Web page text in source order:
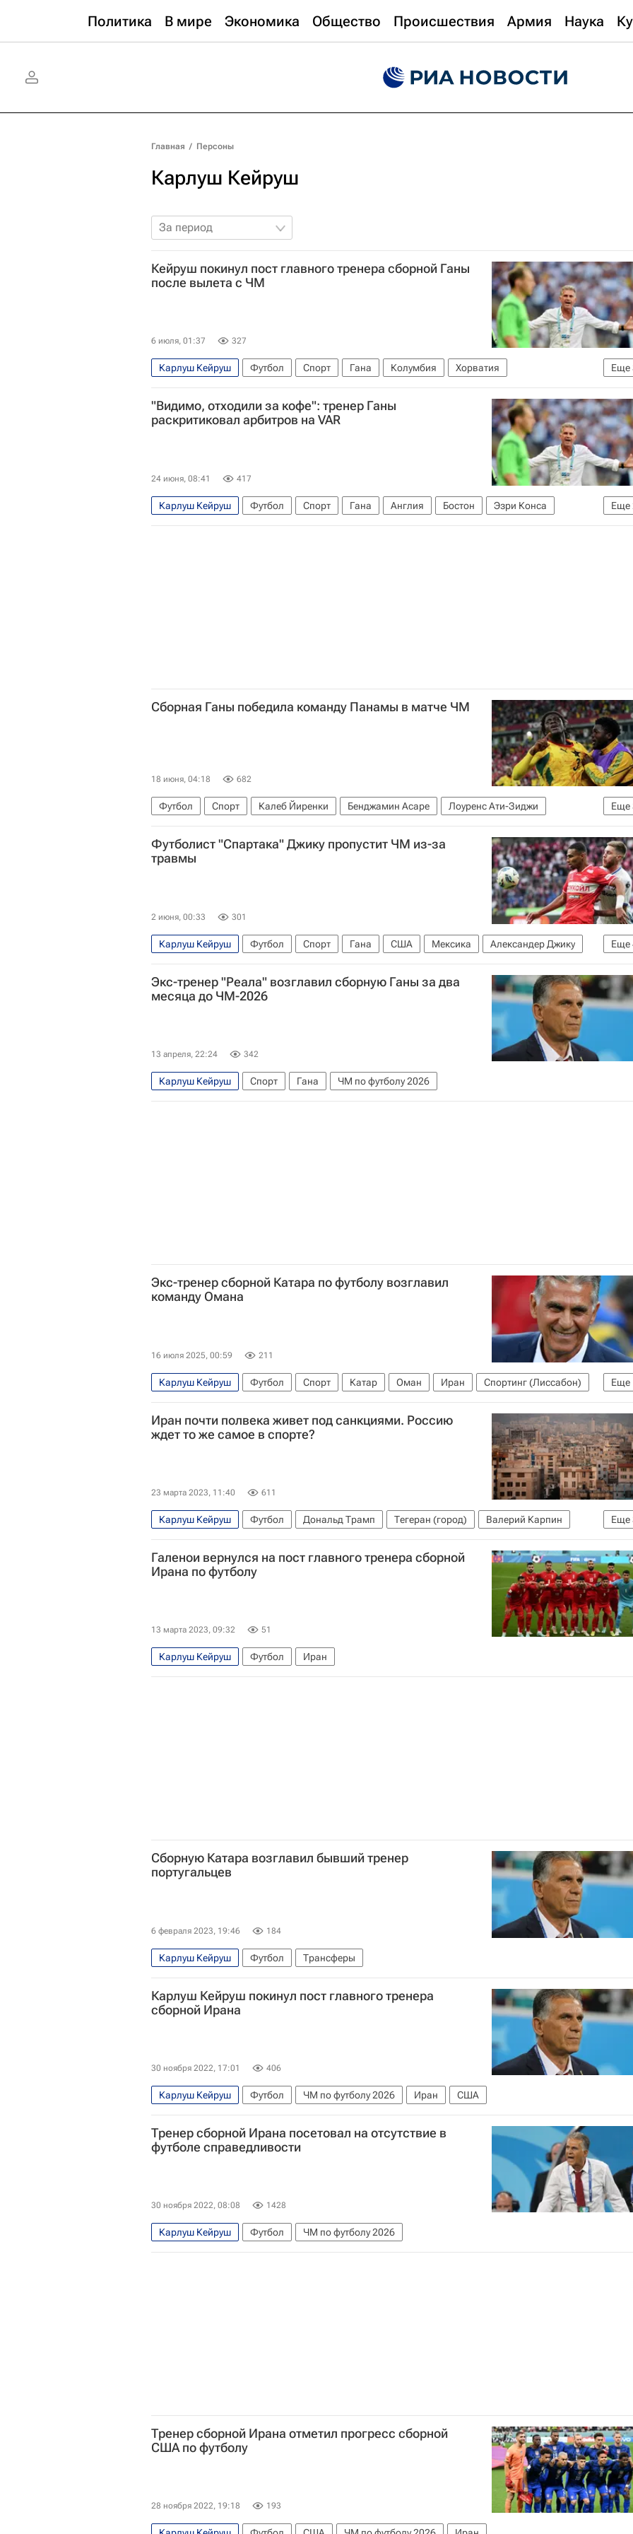
Политика В мире Экономика Общество Происшествия Армия Наука
Главная / Персоны
Карлуш Кейруш
За период
Кейруш покинул пост главного тренера сборной Ганы
после вылета с ЧМ
6 июля, 01:37 327
Еще
Карлуш Кейруш Футбол Спорт Гана Колумбия
Хорватия
ЧМ по футболу 2026
Манчестер Юнайтед Реал Мадрид
"Видимо, отходили за кофе": тренер Ганы
раскритиковал арбитров на VAR
24 июня, 08:41 417
Еще
Карлуш Кейруш Футбол Спорт Гана Англия Бостон
Эзри Конса
Джордан Пикфорд
ЧМ по футболу 2026
Сборная Ганы победила команду Панамы в матче ЧМ
18 июня, 04:18 682
Еще
Футбол Спорт Калеб Йиренки Бенджамин Асаре
Лоуренс Ати-Зиджи
ЧМ по футболу 2026
Панама Гана
Футболист "Спартака" Джику пропустит ЧМ из-за
травмы
2 июня, 00:33 301
Еще
Карлуш Кейруш Футбол Спорт Гана США Мексика
Александер Джику
Краснодар
Спартак Москва Кубок России по футболу ЧМ по футболу 2026
Экс-тренер "Реала" возглавил сборную Ганы за два
месяца до ЧМ-2026
13 апреля, 22:24 342
Карлуш Кейруш Спорт Гана ЧМ по футболу 2026
Экс-тренер сборной Катара по футболу возглавил
команду Омана
16 июля 2025, 00:59 211
Еще
Карлуш Кейруш Футбол Спорт Катар Оман Иран
Спортинг (Лиссабон)
Реал Мадрид
Иран почти полвека живет под санкциями. Россию
ждет то же самое в спорте?
23 марта 2023, 11:40 611
Еще
Карлуш Кейруш Футбол Дональд Трамп Тегеран (город)
Валерий Карпин
Международный олимпийский комитет (МОК)
SWIFT Авторы РИА Новости Спорт
Галенои вернулся на пост главного тренера сборной
Ирана по футболу
13 марта 2023, 09:32 51
Карлуш Кейруш Футбол Иран
Сборную Катара возглавил бывший тренер
португальцев
6 февраля 2023, 19:46 184
Карлуш Кейруш Футбол Трансферы
Карлуш Кейруш покинул пост главного тренера
сборной Ирана
30 ноября 2022, 17:01 406
Карлуш Кейруш Футбол ЧМ по футболу 2026 Иран США
Тренер сборной Ирана посетовал на отсутствие в
футболе справедливости
30 ноября 2022, 08:08 1428
Карлуш Кейруш Футбол ЧМ по футболу 2026
Тренер сборной Ирана отметил прогресс сборной
США по футболу
28 ноября 2022, 19:18 193